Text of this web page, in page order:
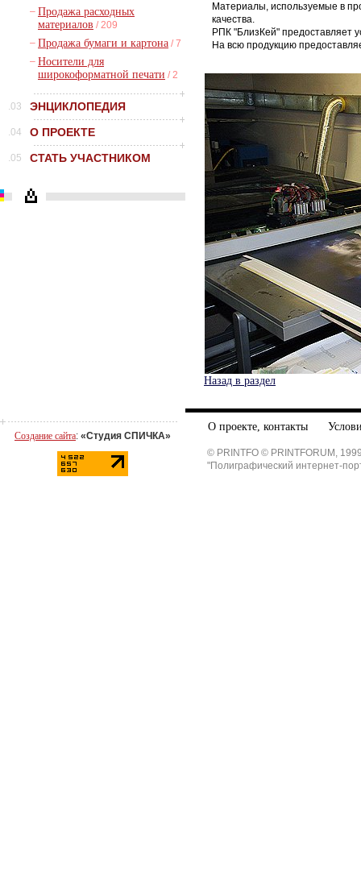
– Продажа расходных
материалов / 209
– Продажа бумаги и картона / 7
– Носители для
широкоформатной печати / 2
.03 ЭНЦИКЛОПЕДИЯ
.04 О ПРОЕКТЕ
.05 СТАТЬ УЧАСТНИКОМ
Создание сайта: «Студия СПИЧКА»
Материалы, используемые в
качества.
РПК "БлизКей" предоставляет
На всю продукцию
Назад в раздел
О проекте, контакты
© PRINTFO © PRINTFORUM,
"Полиграфический интернет-